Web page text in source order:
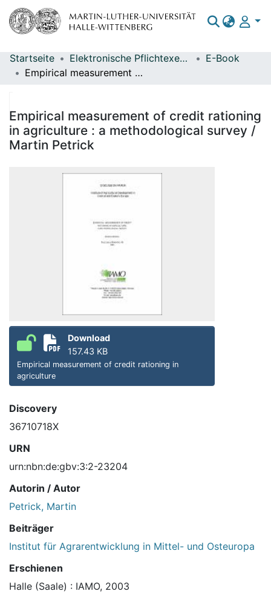
Bereiche & Sammlungen
Statistiken
Startseite Elektronische Pflichtexemplare
E-Book
Empirical measurement of credit rationing in agriculture : a methodological survey / Martin Petrick
Empirical measurement of credit rationing
in agriculture : a methodological survey /
Martin Petrick
Download
157.43 KB
Empirical measurement of credit rationing in
agriculture
Discovery
36710718X
URN
urn:nbn:de:gbv:3:2-23204
Autorin / Autor
Petrick, Martin
Beiträger
Institut für Agrarentwicklung in Mittel- und Osteuropa
Erschienen
Halle (Saale) : IAMO, 2003